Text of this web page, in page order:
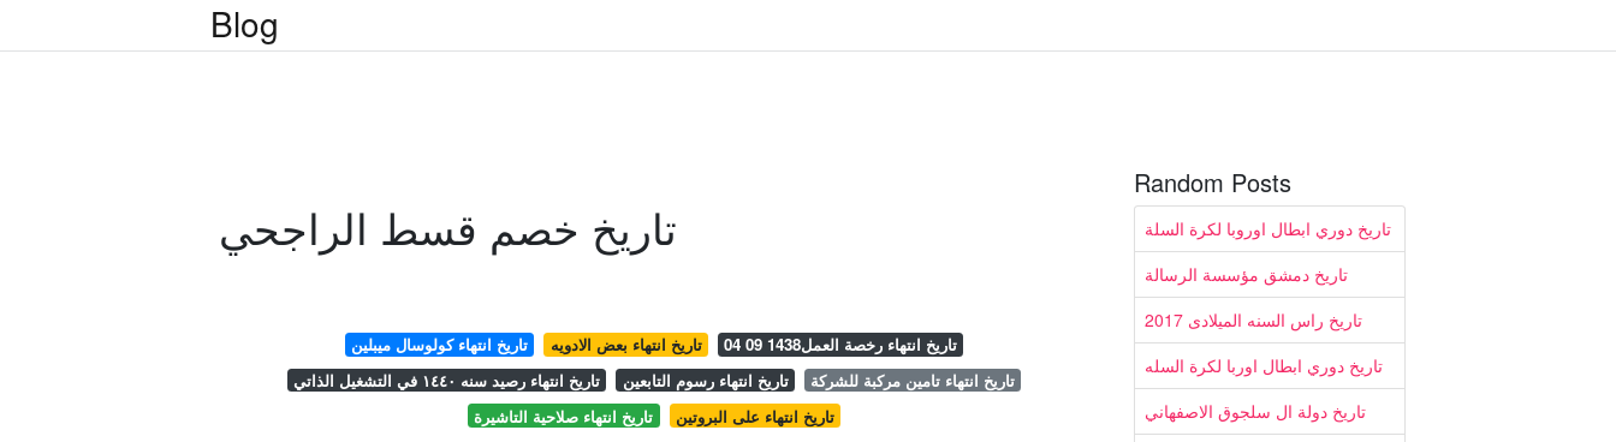
Blog
تاريخ خصم قسط الراجحي
تاريخ انتهاء كولوسال ميبلين تاريخ انتهاء بعض الادويه
تاريخ انتهاء رخصة العمل1438 09 04
تاريخ انتهاء رصيد سنه ١٤٤٠ في التشغيل الذاتي
تاريخ انتهاء رسوم التابعين
تاريخ انتهاء تامين مركبة للشركة
تاريخ انتهاء صلاحية التاشيرة
تاريخ انتهاء على البروتين
Random Posts
تاريخ دوري ابطال اوروبا لكرة السلة
تاريخ دمشق مؤسسة الرسالة
تاريخ راس السنه الميلادى 2017
تاريخ دوري ابطال اوربا لكرة السله
تاريخ دولة ال سلجوق الاصفهاني